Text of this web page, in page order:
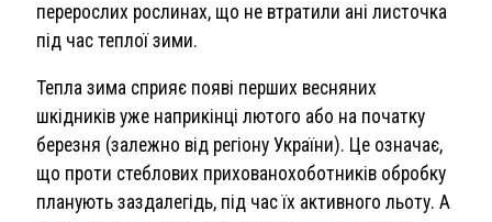
перерослих рослинах, що не втратили ані листочка
під час теплої зими.
Тепла зима сприяє появі перших весняних
шкідників уже наприкінці лютого або на початку
березня (залежно від регіону України). Це означає,
що проти стеблових прихованохоботників обробку
планують заздалегідь, під час їх активного льоту. А